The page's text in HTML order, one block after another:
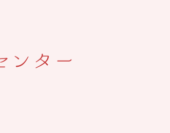
ンター